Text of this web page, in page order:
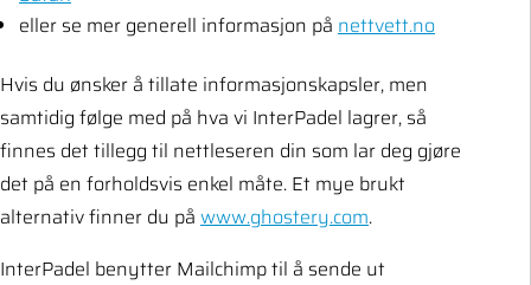
eller se mer generell informasjon på nettvett.no
Hvis du ønsker å tillate informasjonskapsler, men
samtidig følge med på hva vi InterPadel lagrer, så
finnes det tillegg til nettleseren din som lar deg gjøre
det på en forholdsvis enkel måte. Et mye brukt
alternativ finner du på www.ghostery.com.
InterPadel benytter Mailchimp til å sende ut